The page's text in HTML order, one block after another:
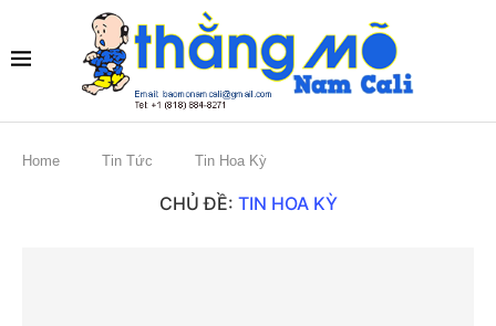
Home Tin Tức Tin Hoa Kỳ
CHỦ ĐỀ: TIN HOA KỲ